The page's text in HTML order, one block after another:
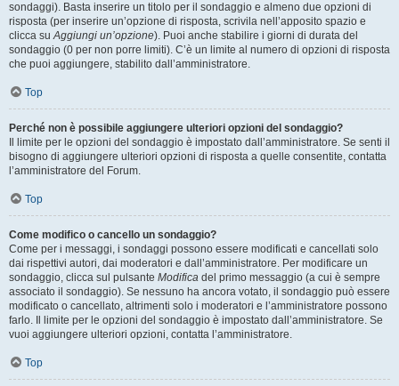
sondaggi). Basta inserire un titolo per il sondaggio e almeno due opzioni di
risposta (per inserire un’opzione di risposta, scrivila nell’apposito spazio e
clicca suAggiungi un’opzione). Puoi anche stabilire i giorni di durata del
sondaggio (0 per non porre limiti). C’è un limite al numero di opzioni di risposta
che puoi aggiungere, stabilito dall’amministratore.
Top
Perché non è possibile aggiungere ulteriori opzioni del sondaggio?
Il limite per le opzioni del sondaggio è impostato dall’amministratore. Se senti il
bisogno di aggiungere ulteriori opzioni di risposta a quelle consentite, contatta
l’amministratore del Forum.
Top
Come modifico o cancello un sondaggio?
Come per i messaggi, i sondaggi possono essere modificati e cancellati solo
dai rispettivi autori, dai moderatori e dall’amministratore. Per modificare un
sondaggio, clicca sul pulsante Modifica del primo messaggio (a cui è sempre
associato il sondaggio). Se nessuno ha ancora votato, il sondaggio può essere
modificato o cancellato, altrimenti solo i moderatori e l’amministratore possono
farlo. Il limite per le opzioni del sondaggio è impostato dall’amministratore. Se
vuoi aggiungere ulteriori opzioni, contatta l’amministratore.
Top